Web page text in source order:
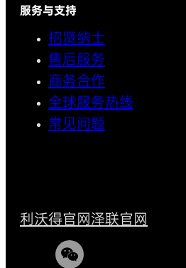
服务与支持
招贤纳士
售后服务
商务合作
全球服务热线
常见问题
利沃得官网泽联官网